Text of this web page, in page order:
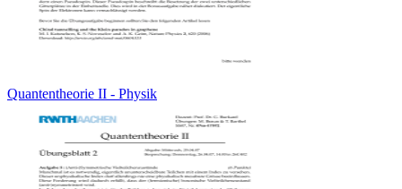
Quantentheorie II - Physik